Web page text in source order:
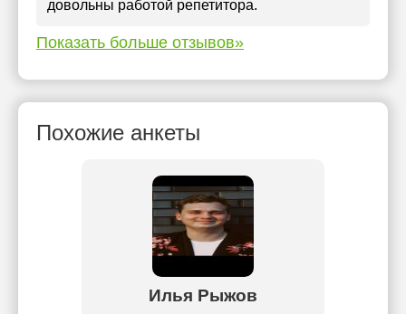
довольны работой репетитора.
Показать больше отзывов»
Похожие анкеты
Илья Рыжов